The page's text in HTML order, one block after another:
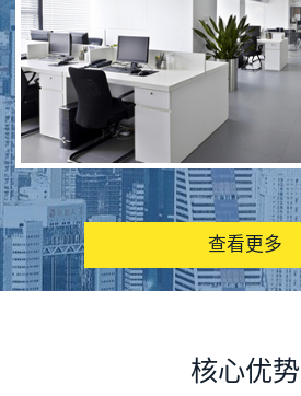
图书馆RFID电子标签管理系统
查看更多
核心优势